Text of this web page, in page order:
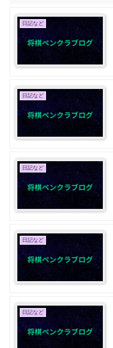
日記など
日記など
日記など
日記など
日記など